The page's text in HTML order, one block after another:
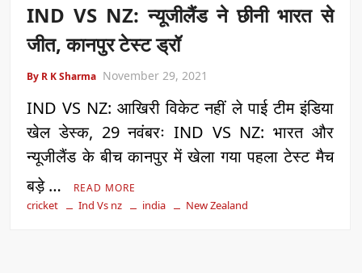
IND VS NZ: न्यूजीलैंड ने छीनी भारत से
जीत, कानपुर टेस्ट ड्रॉ
By R K Sharma November 29, 2021
IND VS NZ: आखिरी विकेट नहीं ले पाई टीम इंडिया
खेल डेस्क, 29 नवंबरः IND VS NZ: भारत और
न्यूजीलैंड के बीच कानपुर में खेला गया पहला टेस्ट मैच
बड़े …
READ MORE
cricket Ind Vs nz india New Zealand